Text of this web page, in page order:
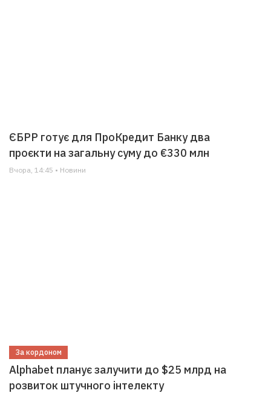
ЄБРР готує для ПроКредит Банку два
проєкти на загальну суму до €330 млн
Вчора, 14:45 • Новини
За кордоном
Alphabet планує залучити до $25 млрд на
розвиток штучного інтелекту